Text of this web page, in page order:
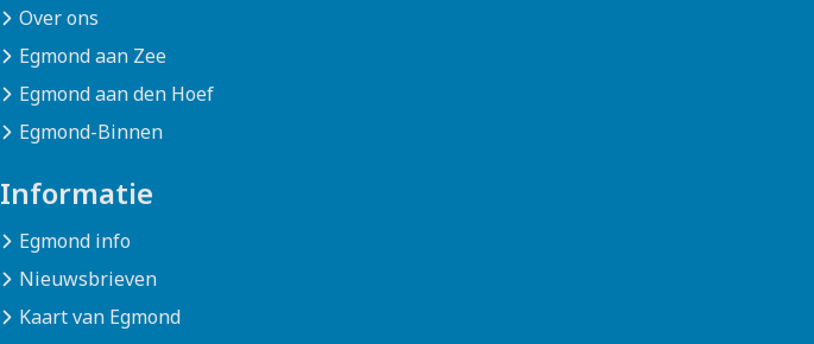
Over ons
Egmond aan Zee
Egmond aan den Hoef
Egmond-Binnen
Informatie
Egmond info
Nieuwsbrieven
Kaart van Egmond